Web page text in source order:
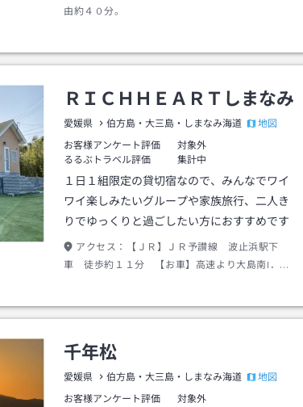
由約４０分。
ＲＩＣＨＨＥＡＲＴしまなみ
愛媛県 伯方島・大三島・しまなみ海道
地図
お客様アンケート評価
対象外
るるぶトラベル評価
集計中
１日１組限定の貸切宿なので、みんなでワイ
ワイ楽しみたいグループや家族旅行、二人き
りでゆっくりと過ごしたい方におすすめです
アクセス：
【ＪＲ】ＪＲ予讃線 波止浜駅下
車 徒歩約１１分 【お車】高速より大島南I．C
千年松
愛媛県 伯方島・大三島・しまなみ海道
地図
お客様アンケート評価
対象外